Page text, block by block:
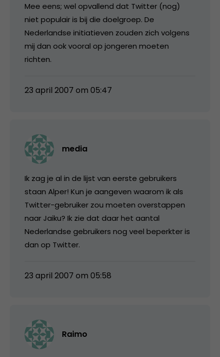
Mee eens; wel opvallend dat Twitter (nog)
niet populair is bij die doelgroep. De
Nederlandse initiatieven zouden zich volgens
mij dan ook vooral op jongeren moeten
richten.
23 april 2007 om 05:47
media
Ik zag je al in de lijst van eerste gebruikers
staan Alper! Kun je aangeven waarom ik als
Twitter-gebruiker zou moeten overstappen
naar Jaiku? Ik zie dat daar het aantal
Nederlandse gebruikers nog veel beperkter is
dan op Twitter.
23 april 2007 om 05:58
Raimo